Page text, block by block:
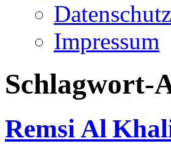
Impressum
Schlagwort-
Remsi Al